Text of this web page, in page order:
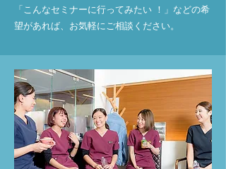
「こんなセミナーに行ってみたい ！」などの希
望があれば、お気軽にご相談ください。